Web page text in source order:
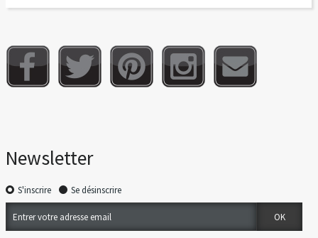
Newsletter
S'inscrire Se désinscrire